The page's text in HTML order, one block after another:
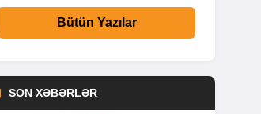
Bütün Yazılar
SON XƏBƏRLƏR